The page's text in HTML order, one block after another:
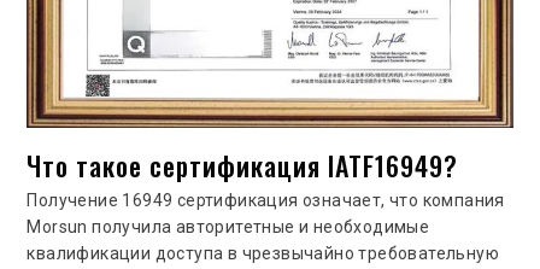
Что такое сертификация IATF16949?
Получение 16949 сертификация означает, что компания
Morsun получила авторитетные и необходимые
квалификации доступа в чрезвычайно требовательную